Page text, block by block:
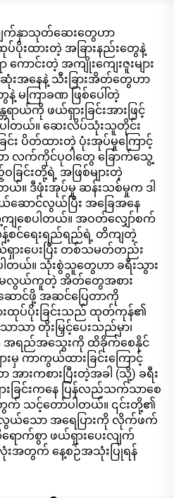
စိုစွတ်သော ပဝါများ သန့်စင်
မှုနှုန်းသည် ၉၉.၉% အထိရှိ
သည်။
ျက်နှာသုတ်ဆေးတွေဟာ
းထားတဲ့ အခြားနည်းတွေနဲ့
ကောင်းတဲ့ အကျိုးကျေးဇူးများ
းအနေနဲ့ သီးခြားအိတ်တွေဟာ
မကြာခဏ ဖြစ်ပေါ်တဲ့
ာယ်ကို ဖယ်ရှားခြင်းအားဖြင့်
ပါတယ်။ ဆေးလိပ်သုံးသူတိုင်း
င်း ပိတ်ထားတဲ့ ပုံးအုပ်မှုကြောင့်
ာ လက်ကိုင်ပုဝါတွေ ခြောက်သွေ့
ခြင်းတို့ရဲ့ အဖြစ်များတဲ့
။ ဒီဖုံးအုပ်မှု ဆန်းသစ်မှုက ဒါ
ောင်လွယ်ပြီး အခြေအနေ
စေပါတယ်။ အဝတ်လျှော်စက်
သန့်စင်ရေးရည်ရည်ရဲ့ တိကျတဲ့
းပေးပြီး တစ်သမတ်တည်း
တယ်။ သုံးစွဲသူတွေဟာ ခရီးသွား
မလွယ်ကူတဲ့ အိတ်တွေအစား
င်ဖို့ အဆင်ပြေတာကို
းထုပ်ပိုးခြင်းသည် ထုတ်ကုန်၏
ာ တိုးမြှင့်ပေးသည်မှာ၊
အရည်အသွေးကို ထိခိုက်စေနိုင်
ားမှ ကာကွယ်ထားခြင်းကြောင့်
အားကစားပြီးတဲ့အခါ (သို့) ခရီး
ြင်းကနေ ပြန်လည်သက်သာစေ
တွက် သင့်တော်ပါတယ်။ ၎င်းတို့၏
သော အရေပြားကို လိုက်ဖက်
ောက်စွာ ဖယ်ရှားပေးလျက်
လုံးအတွက် နေ့စဉ်အသုံးပြုရန်